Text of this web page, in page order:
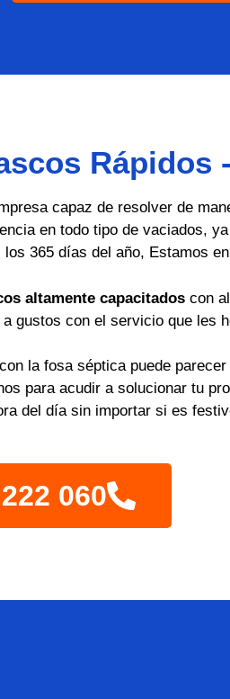
Rápidos
capaz de resolver de
en todo tipo de vaciados,
los 365 días del año, Estamos
altamente capacitados con
gustos con el servicio que les
la fosa séptica puede
para acudir a solucionar tu
del día sin importar si es
060